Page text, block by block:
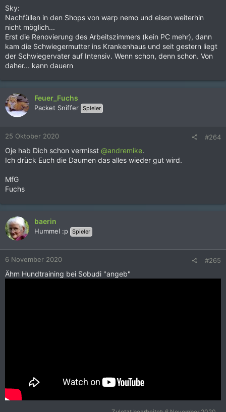
:
Sky:
Nachfüllen in den Shops von warp nemo und eisen weiterhin
nicht möglich...
Erst die Renovierung des Arbeitszimmers (kein PC mehr), dann
kam die Schwiegermutter ins Krankenhaus und seit gestern liegt
der Schwiegervater auf Intensiv. Wenn schon, denn schon. Von
daher... kann dauern
Feuer_Fuchs
Packet Sniffer Spieler
25 Oktober 2020 #264
Oje hab Dich schon vermisst @andremike.
Ich drück Euch die Daumen das alles wieder gut wird.
MfG
Fuchs
baerin
Hummel :p Spieler
6 November 2020 #265
Ähm Hundtraining bei Sobudi "angeb"